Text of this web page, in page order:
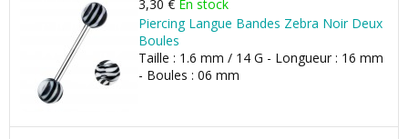
3,30 € En stock
Piercing Langue Bandes Zebra Noir Deux
Boules
Taille : 1.6 mm / 14 G - Longueur : 16 mm
- Boules : 06 mm